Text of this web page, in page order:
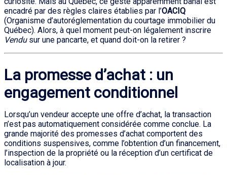
encadré par des règles claires établies par l’OACIQ
(Organisme d’autoréglementation du courtage immobilier du
Québec). Alors, à quel moment peut-on légalement inscrire
Vendusur une pancarte, et quand doit-on la retirer ?
La promesse d’achat : un
engagement conditionnel
Lorsqu’un vendeur accepte une offre d’achat, la transaction
n’est pas automatiquement considérée comme conclue. La
grande majorité des promesses d’achat comportent des
conditions suspensives, comme l’obtention d’un financement,
l’inspection de la propriété ou la réception d’un certificat de
localisation à jour.